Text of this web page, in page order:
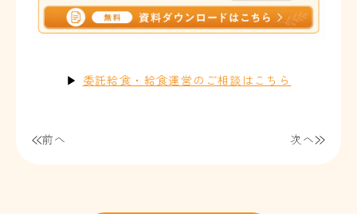
▶ 委託給食・給食運営のご相談はこちら
前へ 次へ